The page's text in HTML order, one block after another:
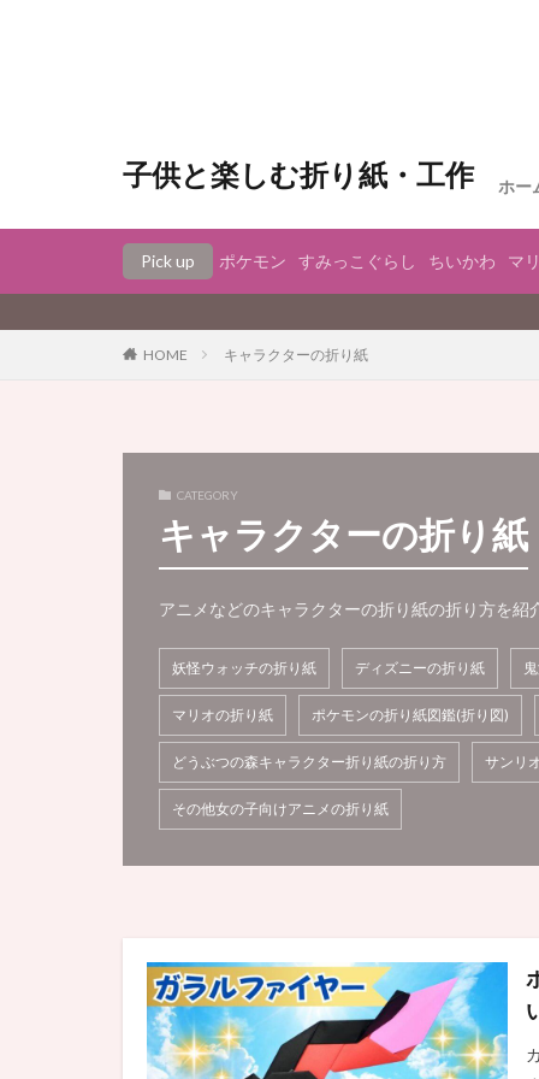
子供と楽しむ折り紙・工作 ホー
Pick up ポケモン すみっこぐらし ちいかわ マ
HOME キャラクターの折り紙
CATEGORY
キャラクターの折り紙
アニメなどのキャラクターの折り紙の折り方を紹
妖怪ウォッチの折り紙 ディズニーの折り紙
マリオの折り紙 ポケモンの折り紙図鑑(折り図)
どうぶつの森キャラクター折り紙の折り方 サンリ
その他女の子向けアニメの折り紙